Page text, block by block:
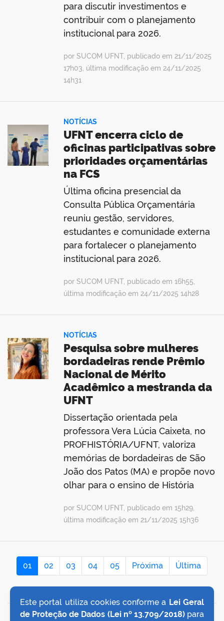
para discutir investimentos e
contribuir com o planejamento
institucional para 2026.
por SUCOM UFNT, publicado em 21/11/2025
17h03, última modificação em 24/11/2025
14h31
NOTÍCIAS
UFNT encerra ciclo de
oficinas participativas sobre
prioridades orçamentárias
na FCS
Última oficina presencial da
Consulta Pública Orçamentária
reuniu gestão, servidores,
estudantes e comunidade externa
para fortalecer o planejamento
institucional para 2026.
por SUCOM UFNT, publicado em 16h55,
última modificação em 24/11/2025 14h28
NOTÍCIAS
Pesquisa sobre mulheres
bordadeiras rende Prêmio
Nacional de Mérito
Acadêmico a mestranda da
UFNT
Dissertação orientada pela
professora Vera Lúcia Caixeta, no
PROFHISTÓRIA/UFNT, valoriza
memórias de bordadeiras de São
João dos Patos (MA) e propõe novo
olhar para o ensino de História
por SUCOM UFNT, publicado em 15h29,
última modificação em 21/11/2025 15h36
01 02 03 04 05 Próxima Última
VOLTAR AO TOPO
Este portal utiliza cookies conforme a Lei Geral
de Proteção de Dados (Lei nº 13.709/2018)para